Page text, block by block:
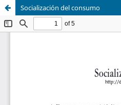
Socialización del consumo